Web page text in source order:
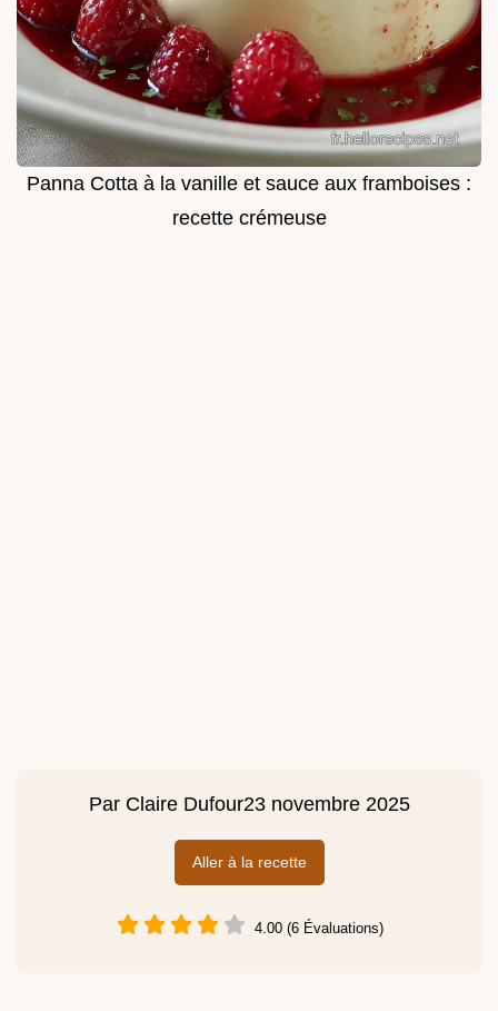
Panna Cotta à la vanille et sauce aux framboises :
recette crémeuse
Par Claire Dufour23 novembre 2025
Aller à la recette
4.00 (6 Évaluations)